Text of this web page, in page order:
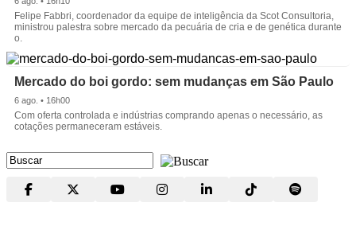
Felipe Fabbri, coordenador da equipe de inteligência da Scot Consultoria,
ministrou palestra sobre mercado da pecuária de cria e de genética durante
o.
Mercado do boi gordo: sem mudanças em São Paulo
6 ago. • 16h00
Com oferta controlada e indústrias comprando apenas o necessário, as
cotações permaneceram estáveis.